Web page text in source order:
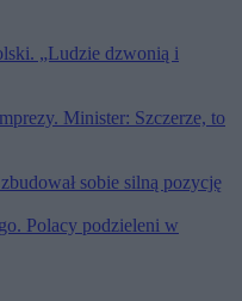
„Ludzie dzwonią i
Minister: Szczerze, to
sobie silną pozycję
Polacy podzieleni w